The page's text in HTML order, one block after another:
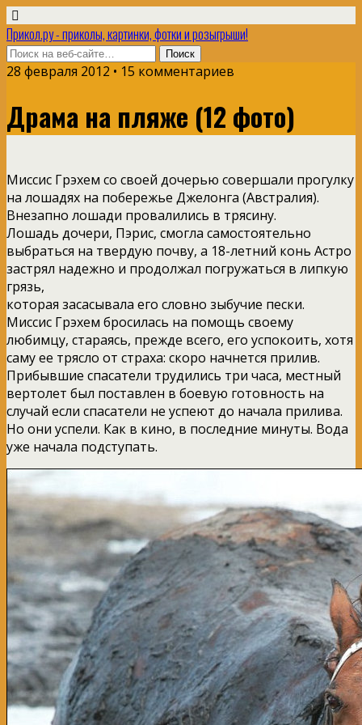
Прикол.ру - приколы, картинки, фотки и розыгрыши!
28 февраля 2012 • 15 комментариев
Драма на пляже (12 фото)
Миссис Грэхем со своей дочерью совершали прогулку
на лошадях на побережье Джелонга (Австралия).
Внезапно лошади провалились в трясину.
Лошадь дочери, Пэрис, смогла самостоятельно
выбраться на твердую почву, а 18-летний конь Астро
застрял надежно и продолжал погружаться в липкую
грязь,
которая засасывала его словно зыбучие пески.
Миссис Грэхем бросилась на помощь своему
любимцу, стараясь, прежде всего, его успокоить, хотя
саму ее трясло от страха: скоро начнется прилив.
Прибывшие спасатели трудились три часа, местный
вертолет был поставлен в боевую готовность на
случай если спасатели не успеют до начала прилива.
Но они успели. Как в кино, в последние минуты. Вода
уже начала подступать.